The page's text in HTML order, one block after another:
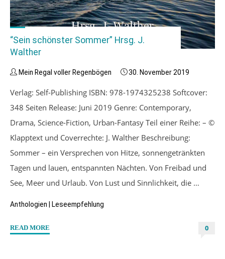
“Sein schönster Sommer” Hrsg. J.
Walther
Mein Regal voller Regenbögen 30. November 2019
Verlag: Self-Publishing ISBN: 978-1974325238 Softcover:
348 Seiten Release: Juni 2019 Genre: Contemporary,
Drama, Science-Fiction, Urban-Fantasy Teil einer Reihe: – ©
Klapptext und Coverrechte: J. Walther Beschreibung:
Sommer – ein Versprechen von Hitze, sonnengetränkten
Tagen und lauen, entspannten Nächten. Von Freibad und
See, Meer und Urlaub. Von Lust und Sinnlichkeit, die …
Anthologien Leseempfehlung
READ MORE 0